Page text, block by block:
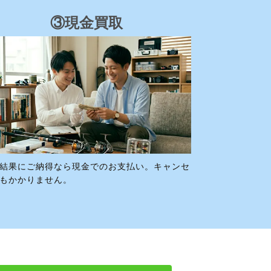
③現金買取
果にご納得なら現金でのお支払い。キャンセ
かかりません。